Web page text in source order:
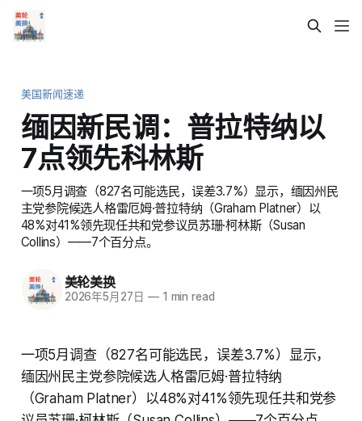
美国新闻速递
缅因新民调：普拉特纳以
7点领先科林斯
一项5月调查（827名可能选民，误差3.7%）显示，缅因州民
主党参院候选人格雷厄姆·普拉特纳（Graham Platner）以
48%对41%领先现任共和党参议员苏珊·柯林斯（Susan
Collins）——7个百分点。
美轮美换
2026年5月27日 —1 min read
一项5月调查（827名可能选民，误差3.7%）显示，
缅因州民主党参院候选人格雷厄姆·普拉特纳
（Graham Platner）以48%对41%领先现任共和党参